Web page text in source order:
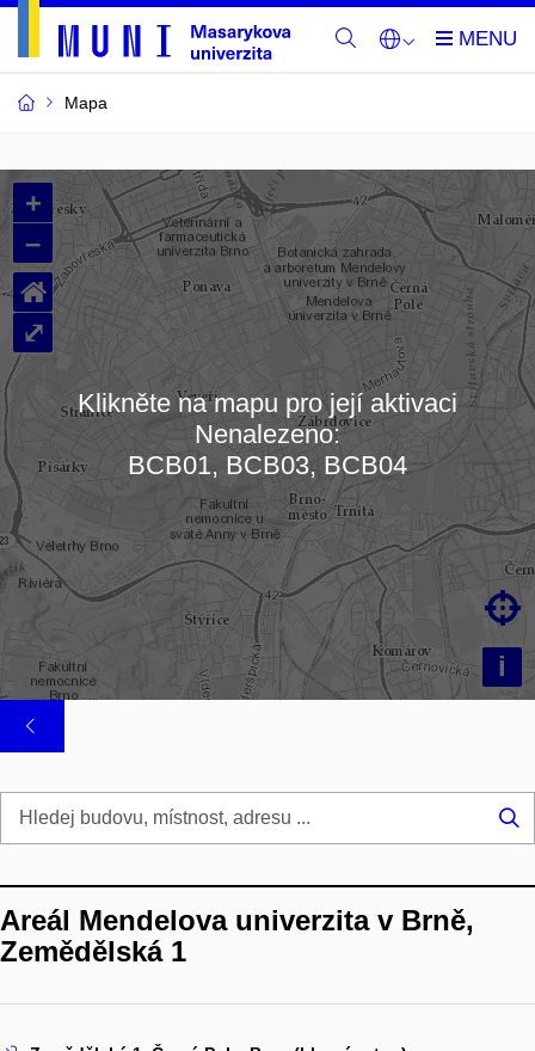
Mapa
Budovy
a
místnosti
MU
Načítám mapu…
+
–
i

⌂
⤢
Klikněte na mapu pro její aktivaci
Nenalezeno:
BCB01, BCB03, BCB04
Areál Mendelova univerzita v Brně,
Zemědělská 1